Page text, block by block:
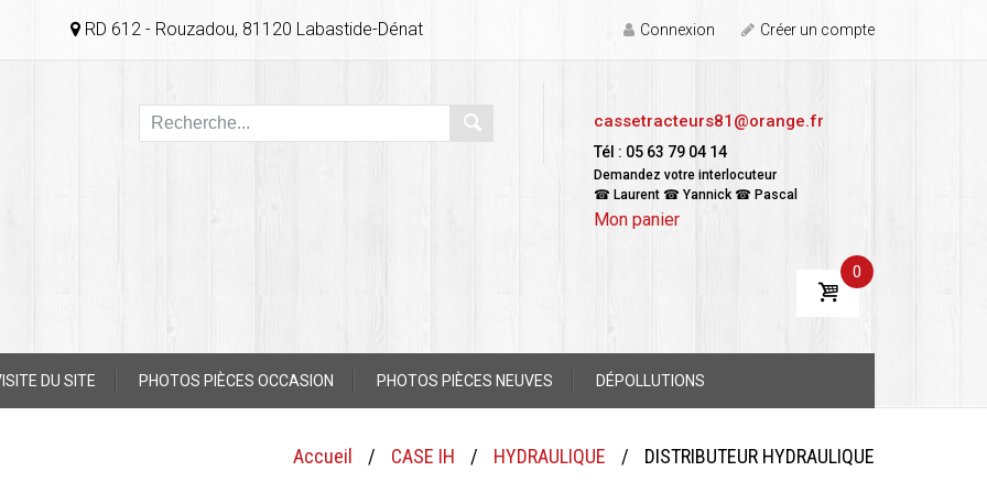
RD 612 - Rouzadou, 81120 Labastide-Dénat Connexion Créer un compte
cassetracteurs81@orange.fr
Tél : 05 63 79 04 14
Demandez votre interlocuteur
☎ Laurent ☎ Yannick ☎ Pascal
Mon panier
0
DU SITE PHOTOS PIÈCES OCCASION PHOTOS PIÈCES NEUVES DÉPOLLUTIONS
Accueil / CASE IH / HYDRAULIQUE / DISTRIBUTEUR HYDRAULIQUE